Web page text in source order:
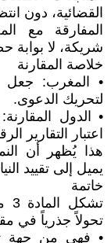
القضائية، دون
المفارقة مع
شريكة، لا بوابة
خلاصة المقارنة
• المغرب: جعل
لتحريك الدعوى.
• الدول
اعتبار التقارير
هذا يُظهر أن
يميل إلى تقييد
خاتمة
تحولاً جذرياً في
• فهي من جهة